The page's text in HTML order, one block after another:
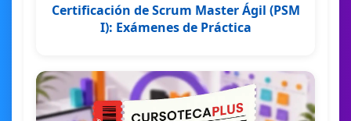
Certificación de Scrum Master Ágil (PSM
I): Exámenes de Práctica